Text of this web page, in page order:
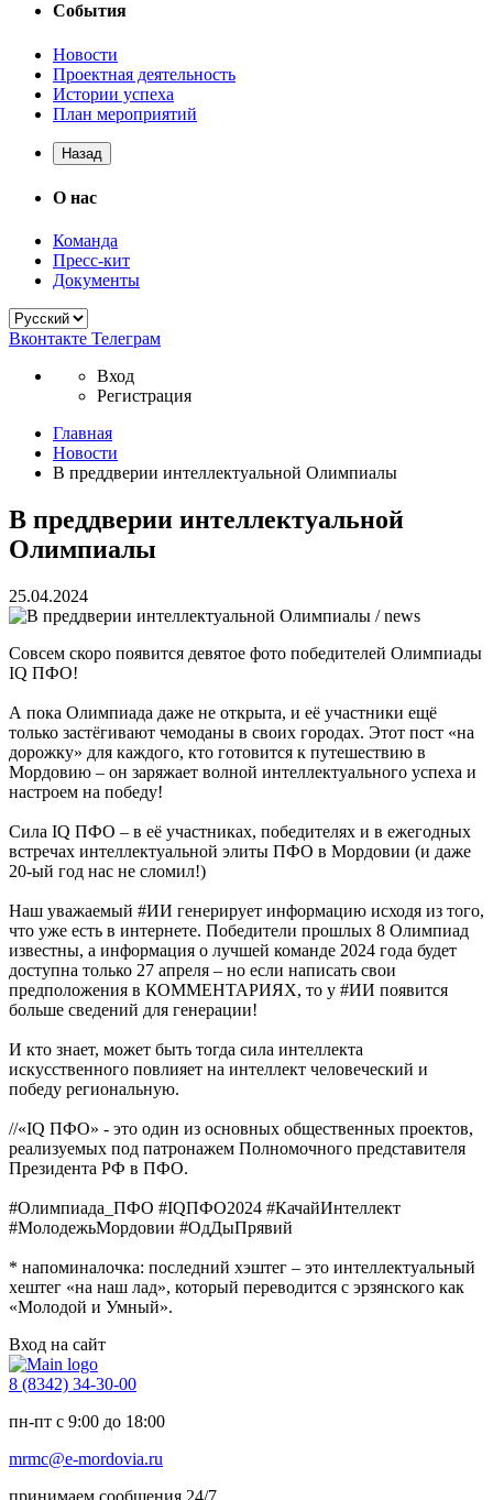
События
Новости
Проектная деятельность
Истории успеха
План мероприятий
Назад
О нас
Команда
Пресс-кит
Документы
Вконтакте Телеграм
Вход
Регистрация
Главная
Новости
В преддверии интеллектуальной Олимпиалы
В преддверии интеллектуальной
Олимпиалы
25.04.2024
Совсем скоро появится девятое фото победителей Олимпиады
IQ ПФО!
А пока Олимпиада даже не открыта, и её участники ещё
только застёгивают чемоданы в своих городах. Этот пост «на
дорожку» для каждого, кто готовится к путешествию в
Мордовию – он заряжает волной интеллектуального успеха и
настроем на победу!
Сила IQ ПФО – в её участниках, победителях и в ежегодных
встречах интеллектуальной элиты ПФО в Мордовии (и даже
20-ый год нас не сломил!)
Наш уважаемый #ИИ генерирует информацию исходя из того,
что уже есть в интернете. Победители прошлых 8 Олимпиад
известны, а информация о лучшей команде 2024 года будет
доступна только 27 апреля – но если написать свои
предположения в КОММЕНТАРИЯХ, то у #ИИ появится
больше сведений для генерации!
И кто знает, может быть тогда сила интеллекта
искусственного повлияет на интеллект человеческий и
победу региональную.
//«IQ ПФО» - это один из основных общественных проектов,
реализуемых под патронажем Полномочного представителя
Президента РФ в ПФО.
#Олимпиада_ПФО #IQПФО2024 #КачайИнтеллект
#МолодежьМордовии #ОдДыПрявий
* напоминалочка: последний хэштег – это интеллектуальный
хештег «на наш лад», который переводится с эрзянского как
«Молодой и Умный».
Вход на сайт
8 (8342) 34-30-00
пн-пт с 9:00 до 18:00
mrmc@e-mordovia.ru
принимаем сообщения 24/7